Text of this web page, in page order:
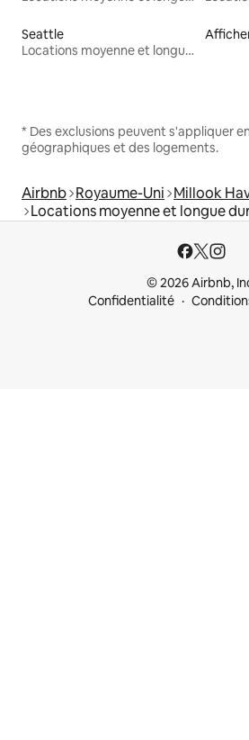
Seattle
Locations moyenne et longue durée
* Des exclusions peuvent s'appliquer
géographiques et des logements.
Airbnb Royaume-Uni Millook
Locations moyenne et longue
© 2026 Airbnb,
Confidentialité